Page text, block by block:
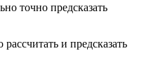
точно предсказать
и предсказать